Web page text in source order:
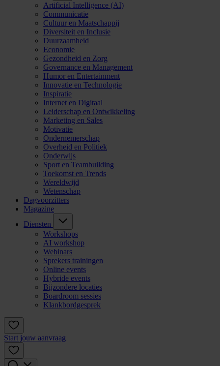
Artificial Intelligence (AI)
Communicatie
Cultuur en Maatschappij
Diversiteit en Inclusie
Duurzaamheid
Economie
Gezondheid en Zorg
Governance en Management
Humor en Entertainment
Innovatie en Technologie
Inspiratie
Internet en Digitaal
Leiderschap en Ontwikkeling
Marketing en Sales
Motivatie
Ondernemerschap
Overheid en Politiek
Onderwijs
Sport en Teambuilding
Toekomst en Trends
Wereldwijd
Wetenschap
Dagvoorzitters
Magazine
Diensten
Workshops
AI workshop
Webinars
Sprekers trainingen
Online events
Hybride events
Bijzondere locaties
Boardroom sessies
Klankbordgesprek
Start jouw aanvraag